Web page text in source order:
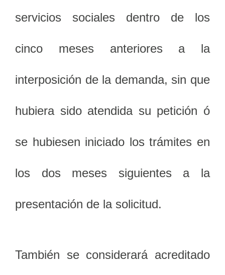
servicios sociales dentro de los
cinco meses anteriores a la
interposición de la demanda, sin que
hubiera sido atendida su petición ó
se hubiesen iniciado los trámites en
los dos meses siguientes a la
presentación de la solicitud.
También se considerará acreditado